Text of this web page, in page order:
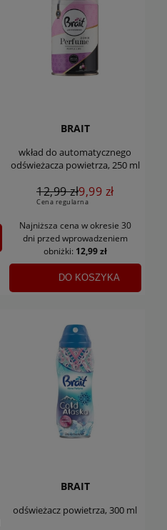
BRAIT
wkład do automatycznego
odświeżacza powietrza, 250 ml
12,99 zł
Cena regularna
9,99 zł
Najniższa cena w okresie 30
dni przed wprowadzeniem
obniżki: 12,99 zł
DO KOSZYKA
BRAIT
odświeżacz powietrza, 300 ml